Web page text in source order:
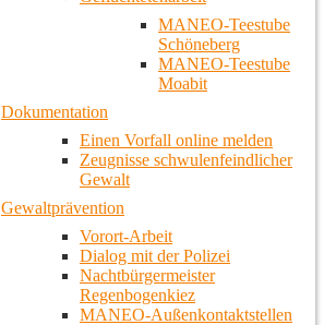
MANEO-Teestube
Schöneberg
MANEO-Teestube
Moabit
Dokumentation
Einen Vorfall online melden
Zeugnisse schwulenfeindlicher
Gewalt
Gewaltprävention
Vorort-Arbeit
Dialog mit der Polizei
Nachtbürgermeister
Regenbogenkiez
MANEO-Außenkontaktstellen